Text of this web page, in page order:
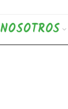
NOSOTROS